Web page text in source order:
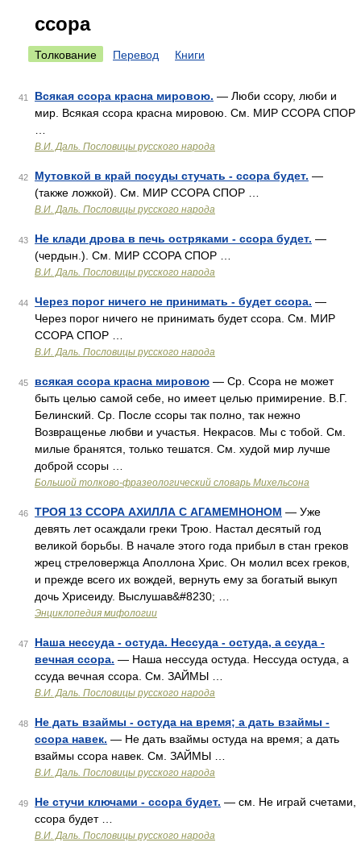
ссора
Толкование Перевод Книги
41 Всякая ссора красна мировою. — Люби ссору, люби и
мир. Всякая ссора красна мировою. См. МИР ССОРА СПОР
В.И. Даль. Пословицы русского народа
42 Мутовкой в край посуды стучать - ссора будет. —
(также ложкой). См. МИР ССОРА СПОР …
В.И. Даль. Пословицы русского народа
43 Не клади дрова в печь остряками - ссора будет. —
(чердын.). См. МИР ССОРА СПОР …
В.И. Даль. Пословицы русского народа
44 Через порог ничего не принимать - будет ссора. —
Через порог ничего не принимать будет ссора. См. МИР
ССОРА СПОР …
В.И. Даль. Пословицы русского народа
45 всякая ссора красна мировою — Ср. Ссора не может
быть целью самой себе, но имеет целью примирение. В.Г.
Белинский. Ср. После ссоры так полно, так нежно
Возвращенье любви и участья. Некрасов. Мы с тобой. См.
милые бранятся, только тешатся. См. худой мир лучше
доброй ссоры …
Большой толково-фразеологический словарь Михельсона
46 ТРОЯ 13 ССОРА АХИЛЛА С АГАМЕМНОНОМ — Уже
девять лет осаждали греки Трою. Настал десятый год
великой борьбы. В начале этого года прибыл в стан греков
жрец стреловержца Аполлона Хрис. Он молил всех греков,
и прежде всего их вождей, вернуть ему за богатый выкуп
дочь Хрисеиду. Выслушав&#8230; …
Энциклопедия мифологии
47
Наша нессуда - остуда. Нессуда - остуда, а ссуда -
вечная ссора. — Наша нессуда остуда. Нессуда остуда, а
ссуда вечная ссора. См. ЗАЙМЫ …
В.И. Даль. Пословицы русского народа
48
Не дать взаймы - остуда на время; а дать взаймы -
ссора навек. — Не дать взаймы остуда на время; а дать
взаймы ссора навек. См. ЗАЙМЫ …
В.И. Даль. Пословицы русского народа
49 Не стучи ключами - ссора будет. — см. Не играй счетами,
ссора будет …
В.И. Даль. Пословицы русского народа